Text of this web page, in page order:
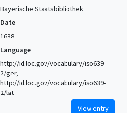
Bayerische Staatsbibliothek
Date
1638
Language
http://id.loc.gov/vocabulary/iso639-
2/ger,
http://id.loc.gov/vocabulary/iso639-
2/lat
View entry